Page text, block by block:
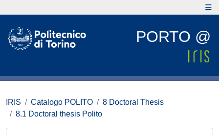
PORTO @
IRIS Catalogo POLITO
8 Doctoral Thesis
8.1 Doctoral thesis Polito